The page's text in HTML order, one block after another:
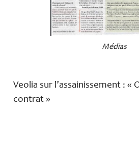
Médias
Veolia sur l’assainissement : «
contrat »